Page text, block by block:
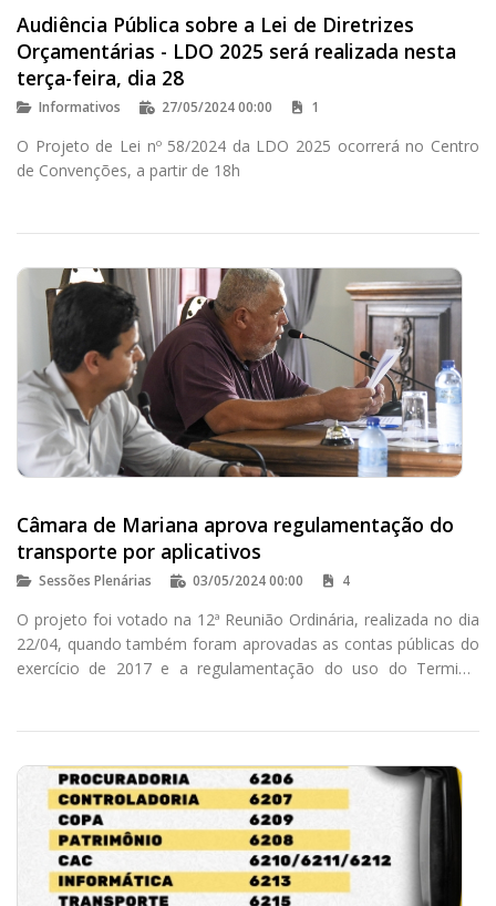
Audiência Pública sobre a Lei de Diretrizes
Orçamentárias - LDO 2025 será realizada nesta
terça-feira, dia 28
Informativos 27/05/2024 00:00 1
O Projeto de Lei nº 58/2024 da LDO 2025 ocorrerá no Centro
de Convenções, a partir de 18h
Câmara de Mariana aprova regulamentação do
transporte por aplicativos
Sessões Plenárias 03/05/2024 00:00 4
O projeto foi votado na 12ª Reunião Ordinária, realizada no dia
22/04, quando também foram aprovadas as contas públicas do
exercício de 2017 e a regulamentação do uso do Terminal